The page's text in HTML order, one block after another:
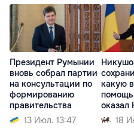
Президент Румынии
вновь собрал партии
на консультации по
формированию
правительства
13 Июл. 13:47
какую
помощь
оказал
18